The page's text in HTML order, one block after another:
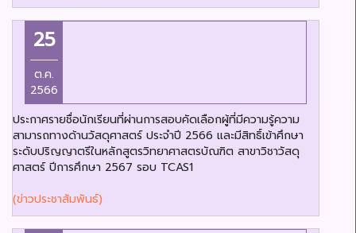
25
ต.ค.
2566
ประกาศรายชื่อนักเรียนที่ผ่านการสอบคัดเลือกผู้ที่มีความรู้ความ
สามารถทางด้านวัสดุศาสตร์ ประจำปี 2566 และมีสิทธิ์เข้าศึกษา
ระดับปริญญาตรีในหลักสูตรวิทยาศาสตรบัณฑิต สาขาวิชาวัสดุ
ศาสตร์ ปีการศึกษา 2567 รอบ TCAS1
(ข่าวประชาสัมพันธ์)